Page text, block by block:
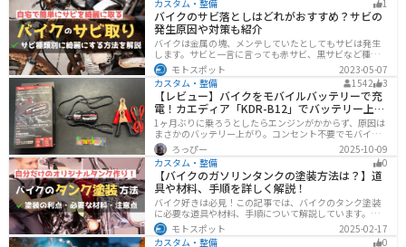
と思っている人は参考にしてください。
カスタム・整備
1
バイクのサビ落としはどれがおすすめ？サビの
発生原因や対策も紹介
バイクは金属の塊、メンテしていたとしてもサビは発生
します。サビと一言に言っても赤サビ、黒サビなど種類
があります。サビごとに有効なサビ落とし剤は違うの
で、正しいサビ落とし剤を使う必要があります。この記
事ではサビの種類から対処法、オススメのサビ取り剤を
まとめました。
モトスポット
2023-05-07
カスタム・整備
1542 3
【レビュー】バイクをモバイルバッテリーで充
電！カエディア「KDR-B12」でバッテリー上が
り対策
1ヶ月ぶりに乗ろうとしたらエンジンがかからず、原因は
まさかのバッテリー上がり。コンセント不要でモバイル
バッテリーから充電できる「kaedear KDR-B12」を実際
に使ってみたレビューです。
ろっぴー
2025-10-09
カスタム・整備
0
【バイクのガソリンタンクの塗装方法は？】道
具や材料、手順を詳しく解説！
バイク好きは必見！この記事では、バイクのタンク塗装
に必要な道具や材料、手順について解説しています。実
はバイクのタンクを塗装すると、傷や錆を修復でき、タ
ンクの長持ちにつながります。この記事を読めば、自分
モトスポット
2025-02-17
カスタム・整備
0